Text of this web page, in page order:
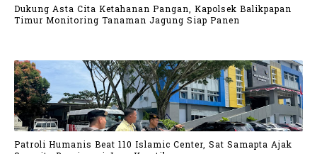
Dukung Asta Cita Ketahanan Pangan, Kapolsek Balikpapan
Timur Monitoring Tanaman Jagung Siap Panen
Patroli Humanis Beat 110 Islamic Center, Sat Samapta Ajak